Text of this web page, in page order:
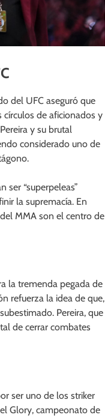
del UFC aseguró que
círculos de aficionados y
y su brutal
considerado uno de
ser “superpeleas”
la supremacía. En
MMA son el centro de
la tremenda pegada de
refuerza la idea de que,
Pereira, que
de cerrar combates
ser uno de los striker
Glory, campeonato de